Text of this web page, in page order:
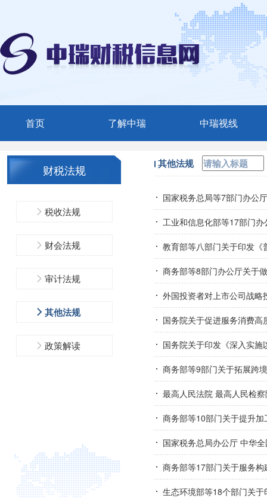
首页 了解中瑞
中瑞简介
中瑞视线
媒体聚焦
财税法规
税收法规
财会法规
审计法规
其他法规
政策解读
其他法规
国家税务总局等7部门办公
工业和信息化部等17部门
教育部等八部门关于印发
商务部等8部门办公厅关于
外国投资者对上市公司战略
国务院关于促进服务消费高
国务院关于印发《深入实
商务部等9部门关于拓展跨
最高人民法院 最高人民检
商务部等10部门关于提升
国家税务总局办公厅 中华
商务部等17部门关于服务
生态环境部等18个部门关于